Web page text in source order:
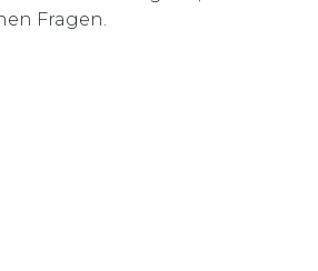
Fragen.